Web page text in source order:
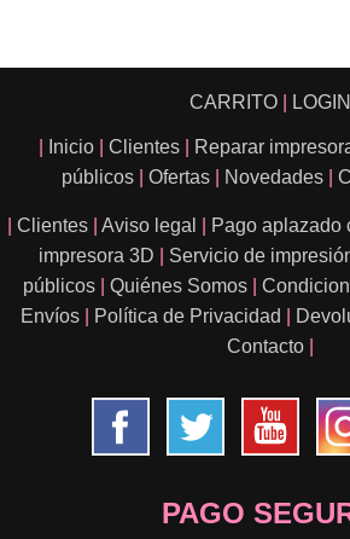
CARRITO LOGIN
Inicio Clientes Reparar
públicos
Ofertas Novedades
Clientes Aviso legal Pago aplazado
impresora 3D
Servicio de
públicos
Quiénes Somos
Envíos
Política de Privacidad
Contacto
PAGO